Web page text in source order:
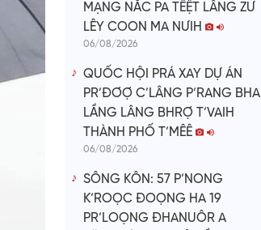
MẠNG NẮC PA TÊỆT LÂNG ZƯ
LÊY COON MA NƯIH
06/08/2026
QUỐC HỘI PRÁ XAY DỰ ÁN
PR’ĐƠỢ C’LÂNG P’RANG BHA
LẦNG LÂNG BHRỢ T’VAIH
THÀNH PHỐ T’MÊÊ
06/08/2026
SÔNG KÔN: 57 P’NONG
K’ROỌC ĐOỌNG HA 19
PR’LOỌNG ĐHANUÔR A